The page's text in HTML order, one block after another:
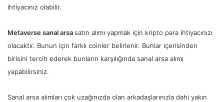
ihtiyacınız olabilir.
Metaverse sanal arsasatın alımı yapmak için kripto para ihtiyacınızı
olacaktır. Bunun için farklı coinler belirlenir. Bunlar içerisinden
birisini tercih ederek bunların karşılığında sanal arsa alımı
yapabilirsiniz.
Sanal arsa alımları çok uzağınızda olan arkadaşlarınızla dahi yakın